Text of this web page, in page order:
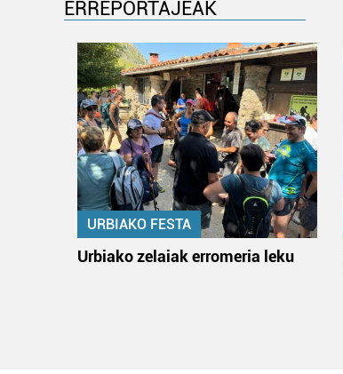
ERREPORTAJEAK
URBIAKO FESTA
Urbiako zelaiak erromeria leku